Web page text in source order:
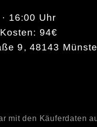
16:00 Uhr
94€
9, 48143
mit den Käuferdaten